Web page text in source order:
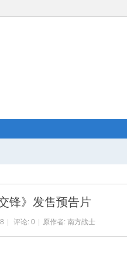
锋》发售预告片
评论: 0 原作者: 南方战士